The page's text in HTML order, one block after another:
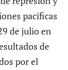
pacíficas
de julio en
de
por el